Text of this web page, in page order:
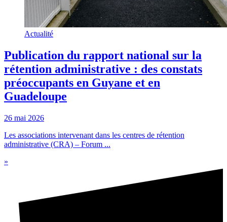
Actualité
Publication du rapport national sur la
rétention administrative : des constats
préoccupants en Guyane et en
Guadeloupe
26 mai 2026
Les associations intervenant dans les centres de rétention
administrative (CRA) – Forum ...
»